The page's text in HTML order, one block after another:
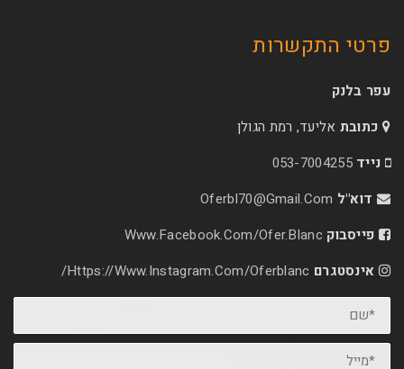
פרטי התקשרות
עפר בלנק
כתובת אליעד, רמת הגולן
נייד 053-7004255
דוא"ל Oferbl70@Gmail.Com
פייסבוק Www.facebook.com/ofer.blanc
אינסטגרם Https://www.instagram.com/oferblanc/
*שם
*מייל